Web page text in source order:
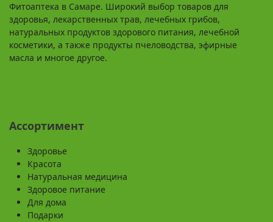
Фитоаптека в Самаре. Широкий выбор товаров для
здоровья, лекарственных трав, лечебных грибов,
натуральных продуктов здорового питания, лечебной
косметики, а также продукты пчеловодства, эфирные
масла и многое другое.
Ассортимент
Здоровье
Красота
Натуральная медицина
Здоровое питание
Для дома
Подарки